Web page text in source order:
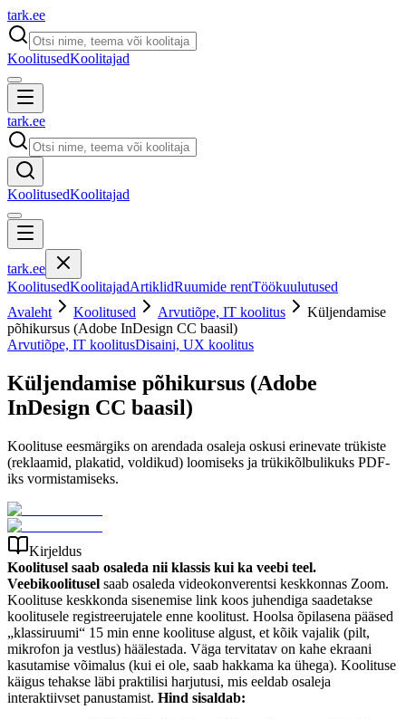
tark.ee
KoolitusedKoolitajad
tark.ee
KoolitusedKoolitajad
tark.ee
KoolitusedKoolitajadArtiklidRuumide rentTöökuulutused
Avaleht
Koolitused Arvutiõpe, IT koolitus
Küljendamise
põhikursus (Adobe InDesign CC baasil)
Arvutiõpe, IT koolitusDisaini, UX koolitus
Küljendamise põhikursus (Adobe
InDesign CC baasil)
Koolituse eesmärgiks on arendada osaleja oskusi erinevate trükiste
(reklaamid, plakatid, voldikud) loomiseks ja trükikõlbulikuks PDF-
iks vormistamiseks.
Kirjeldus
Koolitusel saab osaleda nii klassis kui ka veebi teel.
Veebikoolitusel saab osaleda videokonverentsi keskkonnas Zoom.
Koolituse keskkonda sisenemise link koos juhendiga saadetakse
koolitusele registreerujatele enne koolitust. Hoolsa õpilasena pääsed
„klassiruumi“ 15 min enne koolituse algust, et kõik vajalik (pilt,
mikrofon ja vestlus) häälestada. Väga tervitatav on kahe ekraani
kasutamise võimalus (kui ei ole, saab hakkama ka ühega). Koolituse
käigus tehakse läbi praktilisi harjutusi, mis eeldab osaleja
interaktiivset panustamist. Hind sisaldab: